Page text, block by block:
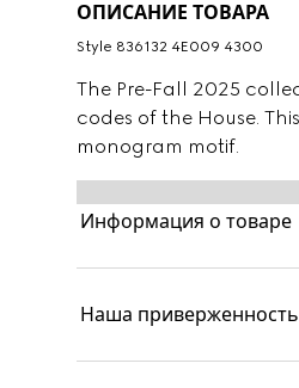
ОПИСАНИЕ ТОВАРА
Style ‎836132 4E009 4300
The Pre-Fall 2025
codes of the House.
monogram motif.
Информация о товаре
Наша приверженность